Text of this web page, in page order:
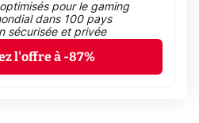
pour le gaming
dans 100 pays
sécurisée et privée
l'offre à -87%